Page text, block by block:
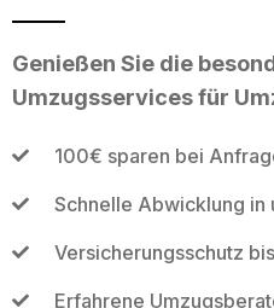
Genießen Sie die
Umzugsservices für
100€ sparen bei
Schnelle Abwicklung in
Versicherungsschutz
Erfahrene